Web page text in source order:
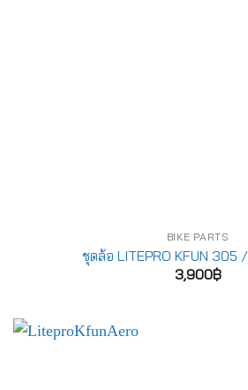
BIKE PARTS
ชุดล้อ LITEPRO KFUN 305
3,900฿